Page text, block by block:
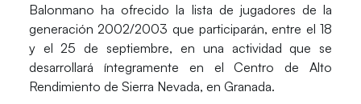
Balonmano ha ofrecido la lista de jugadores de la
generación 2002/2003 que participarán, entre el18
y el 25 de septiembre, en una actividad que se
desarrollará íntegramente en elCentro de Alto
Rendimiento de Sierra Nevada, en Granada.